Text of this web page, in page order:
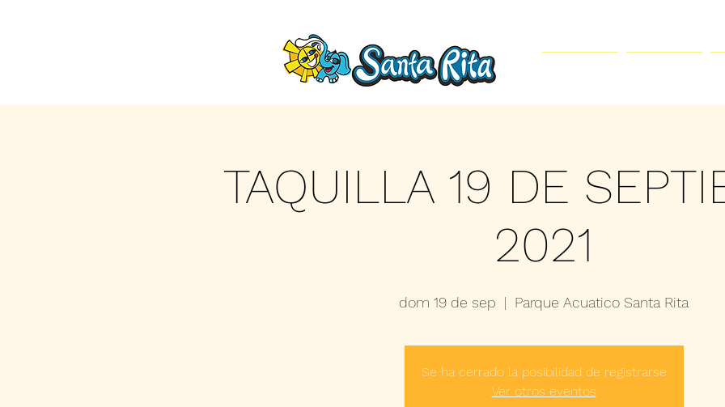
TAQUILLA 19 DE
2021
dom 19 de sep
  |
Parque Acuatico Santa Rita
Se ha cerrado la posibilidad de registrarse
Ver otros eventos